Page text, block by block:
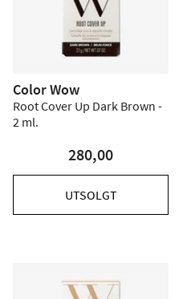
Color Wow
Root Cover Up Dark Brown -
2 ml.
280,00
UTSOLGT